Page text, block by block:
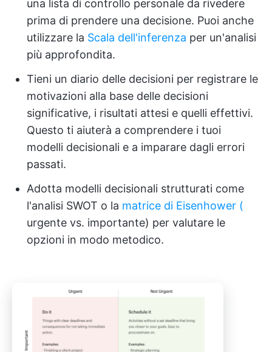
una lista di controllo personale da rivedere
prima di prendere una decisione. Puoi anche
utilizzare la Scala dell'inferenza per un'analisi
più approfondita.
Tieni un diario delle decisioni per registrare le
motivazioni alla base delle decisioni
significative, i risultati attesi e quelli effettivi.
Questo ti aiuterà a comprendere i tuoi
modelli decisionali e a imparare dagli errori
passati.
Adotta modelli decisionali strutturati come
l'analisi SWOT o la matrice di Eisenhower (
urgente vs. importante) per valutare le
opzioni in modo metodico.